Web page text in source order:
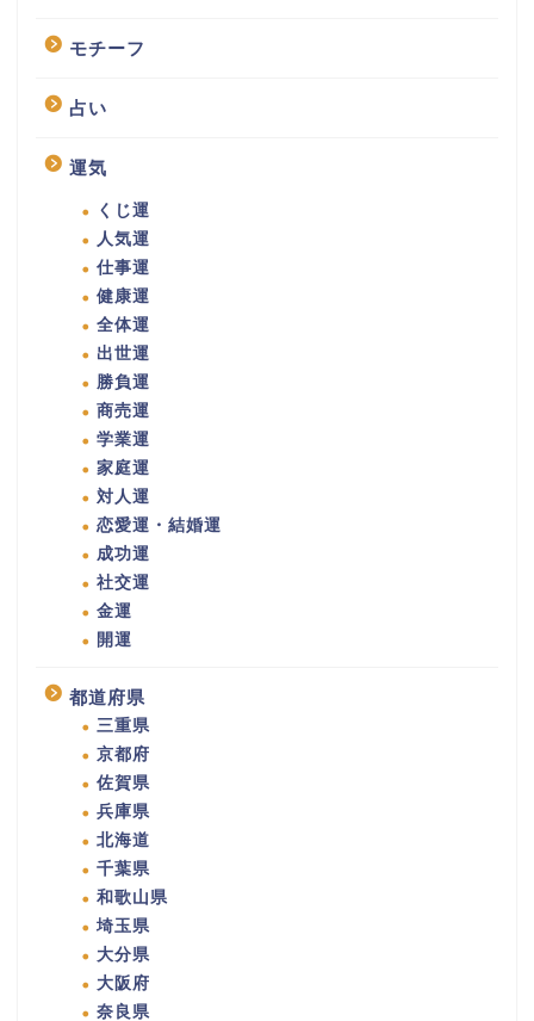
モチーフ
占い
運気
くじ運
人気運
仕事運
健康運
全体運
出世運
勝負運
商売運
学業運
家庭運
対人運
恋愛運・結婚運
成功運
社交運
金運
開運
都道府県
三重県
京都府
佐賀県
兵庫県
北海道
千葉県
和歌山県
埼玉県
大分県
大阪府
奈良県